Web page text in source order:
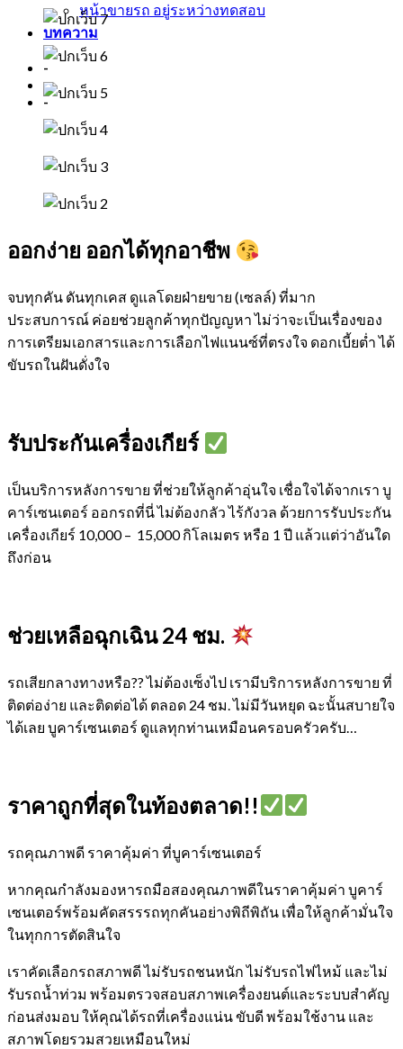
หน้าขายรถ อยู่ระหว่างทดสอบ
บทความ
-
-
ออกง่าย ออกได้ทุกอาชีพ
จบทุกคัน ดันทุกเคส ดูแลโดยฝ่ายขาย (เซลล์) ที่มาก
ประสบการณ์ ค่อยช่วยลูกค้าทุกปัญญหา ไม่ว่าจะเป็นเรื่องของ
การเตรียมเอกสารและการเลือกไฟแนนซ์ที่ตรงใจ ดอกเบี้ยต่ำ ได้
ขับรถในฝันดั่งใจ
รับประกันเครื่องเกียร์
เป็นบริการหลังการขาย ที่ช่วยให้ลูกค้าอุ่นใจ เชื่อใจได้จากเรา บู
คาร์เซนเตอร์ ออกรถที่นี่ ไม่ต้องกลัว ไร้กังวล ด้วยการรับประกัน
เครื่องเกียร์ 10,000 – 15,000 กิโลเมตร หรือ 1 ปี แล้วแต่ว่าอันใด
ถึงก่อน
ช่วยเหลือฉุกเฉิน 24 ชม.
รถเสียกลางทางหรือ?? ไม่ต้องเซ็งไป เรามีบริการหลังการขาย ที่
ติดต่อง่าย และติดต่อได้ ตลอด 24 ชม. ไม่มีวันหยุด ฉะนั้นสบายใจ
ได้เลย บูคาร์เซนเตอร์ ดูแลทุกท่านเหมือนครอบครัวครับ…
ราคาถูกที่สุดในท้องตลาด!!
รถคุณภาพดี ราคาคุ้มค่า ที่บูคาร์เซนเตอร์
หากคุณกำลังมองหารถมือสองคุณภาพดีในราคาคุ้มค่า บูคาร์
เซนเตอร์พร้อมคัดสรรรถทุกคันอย่างพิถีพิถัน เพื่อให้ลูกค้ามั่นใจ
ในทุกการตัดสินใจ
เราคัดเลือกรถสภาพดี ไม่รับรถชนหนัก ไม่รับรถไฟไหม้ และไม่
รับรถน้ำท่วม พร้อมตรวจสอบสภาพเครื่องยนต์และระบบสำคัญ
ก่อนส่งมอบ ให้คุณได้รถที่เครื่องแน่น ขับดี พร้อมใช้งาน และ
สภาพโดยรวมสวยเหมือนใหม่